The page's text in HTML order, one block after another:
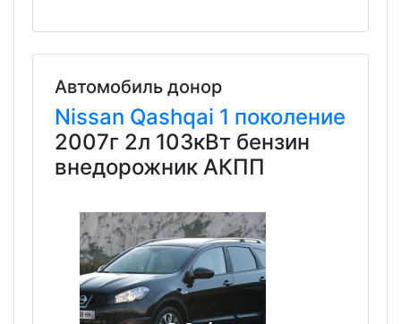
Автомобиль донор
Nissan Qashqai 1 поколение
2007г 2л 103кВт бензин
внедорожник АКПП